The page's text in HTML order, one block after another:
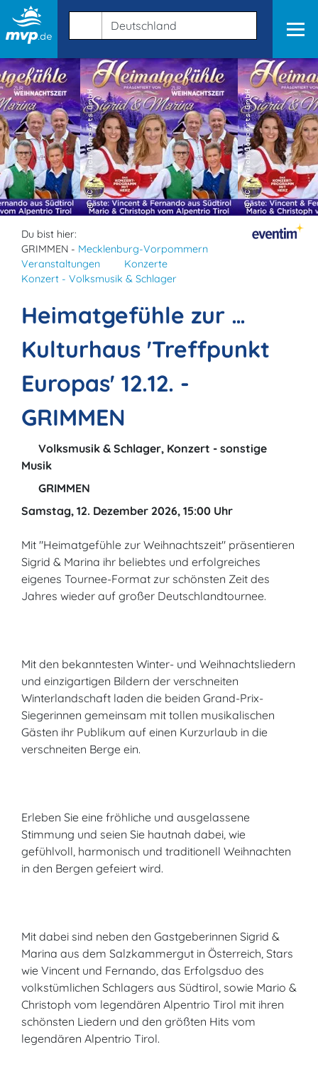
Du bist hier:
GRIMMEN - Mecklenburg-Vorpommern
Veranstaltungen
Konzerte
Konzert - Volksmusik & Schlager
Heimatgefühle zur …
Kulturhaus 'Treffpunkt
Europas' 12.12. -
GRIMMEN
Volksmusik & Schlager, Konzert - sonstige
Musik
GRIMMEN
Samstag, 12. Dezember 2026, 15:00 Uhr
Mit "Heimatgefühle zur Weihnachtszeit" präsentieren
Sigrid & Marina ihr beliebtes und erfolgreiches
eigenes Tournee-Format zur schönsten Zeit des
Jahres wieder auf großer Deutschlandtournee.
Mit den bekanntesten Winter- und Weihnachtsliedern
und einzigartigen Bildern der verschneiten
Winterlandschaft laden die beiden Grand-Prix-
Siegerinnen gemeinsam mit tollen musikalischen
Gästen ihr Publikum auf einen Kurzurlaub in die
verschneiten Berge ein.
Erleben Sie eine fröhliche und ausgelassene
Stimmung und seien Sie hautnah dabei, wie
gefühlvoll, harmonisch und traditionell Weihnachten
in den Bergen gefeiert wird.
Mit dabei sind neben den Gastgeberinnen Sigrid &
Marina aus dem Salzkammergut in Österreich, Stars
wie Vincent und Fernando, das Erfolgsduo des
volkstümlichen Schlagers aus Südtirol, sowie Mario &
Christoph vom legendären Alpentrio Tirol mit ihren
schönsten Liedern und den größten Hits vom
legendären Alpentrio Tirol.